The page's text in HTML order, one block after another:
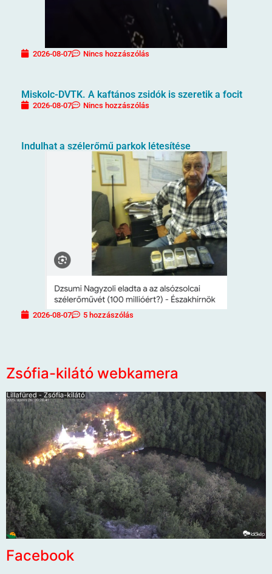
2026-08-07 Nincs hozzászólás
Miskolc-DVTK. A kaftános zsidók is szeretik a focit
2026-08-07 Nincs hozzászólás
Indulhat a szélerőmű parkok létesítése
2026-08-07 5 hozzászólás
Zsófia-kilátó webkamera
Facebook